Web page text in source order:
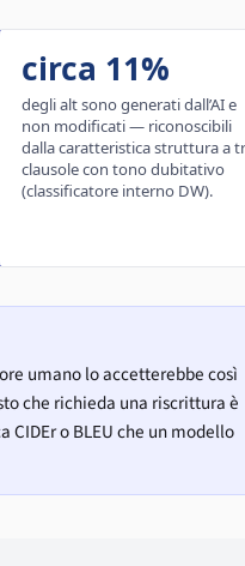
circa 11%
degli alt sono generati dall’AI e
non modificati — riconoscibili
dalla caratteristica struttura a
clausole con tono dubitativo
(classificatore interno DW).
umano lo accetterebbe così
che richieda una riscrittura è
o BLEU che un modello